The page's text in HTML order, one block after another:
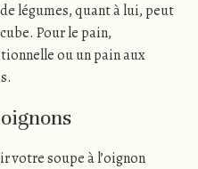
légumes, quant à lui, peut
Pour le pain,
ou un pain aux
votre soupe à l’oignon